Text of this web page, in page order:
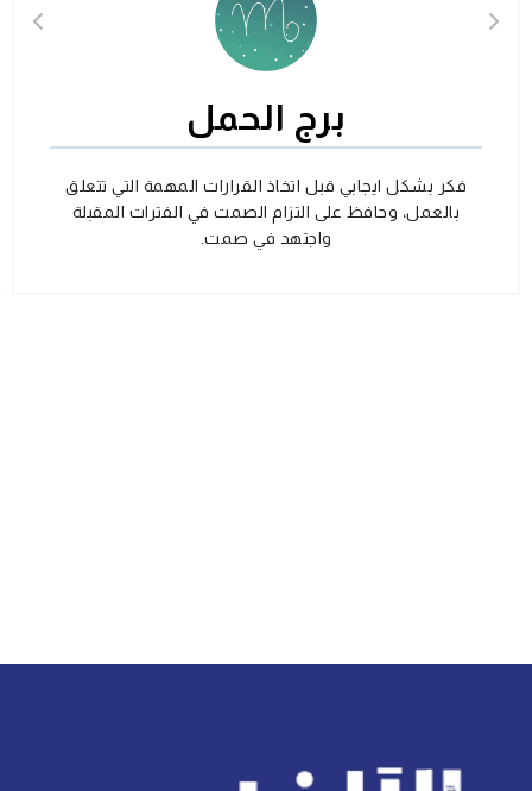
برج الحمل
فكر بشكل ايجابي قبل اتخاذ القرارات المهمة التي تتعلق
بالعمل، وحافظ على التزام الصمت في الفترات المقبلة
واجتهد في صمت.